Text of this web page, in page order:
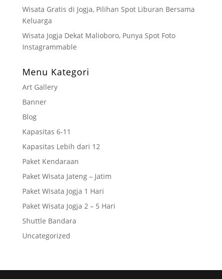
Wisata Gratis di Jogja, Pilihan Spot Liburan Bersama
Keluarga
Wisata Jogja Dekat Malioboro, Punya Spot Foto
Instagrammable
Menu Kategori
Art Gallery
Banner
Blog
Kapasitas 6-11
Kapasitas Lebih dari 12
Paket Kendaraan
Paket Wisata Jateng – Jatim
Paket Wisata Jogja 1 Hari
Paket Wisata Jogja 2 – 5 Hari
Shuttle Bandara
Uncategorized